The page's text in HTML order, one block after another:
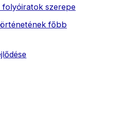
folyóiratok szerepe
főbb